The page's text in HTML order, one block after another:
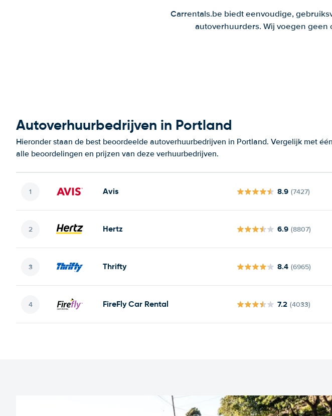
Carrentals.be biedt eenvoudige,
autoverhuurders. Wij voegen geen
Autoverhuurbedrijven in Portland
Hieronder staan de best beoordeelde autoverhuurbedrijven in Portland. Vergelijk met
alle beoordelingen en prijzen van deze verhuurbedrijven.
Avis 8.9 (7427)
Hertz 6.9 (8807)
Thrifty 8.4 (6965)
FireFly Car Rental 7.2 (4033)